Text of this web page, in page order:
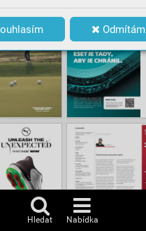
Odmítám
Hledat Nabídka